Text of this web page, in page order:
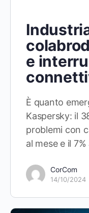
e
È quanto
Kaspersky: il
problemi con
al mese e il
CorCom
14/10/2024